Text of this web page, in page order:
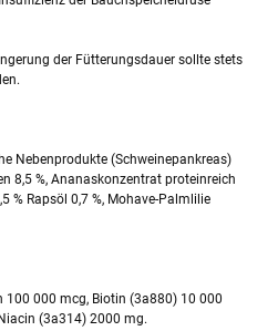
der Fütterungsdauer sollte stets
Nebenprodukte (Schweinepankreas)
8,5 %, Ananaskonzentrat proteinreich
% Rapsöl 0,7 %, Mohave-Palmlilie
000 mcg, Biotin (3a880) 10 000
(3a314) 2000 mg.